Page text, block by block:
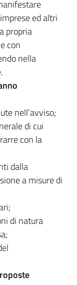
ed altri
propria
con
nella
nell’avviso;
di cui
con la
dalla
a misure di
di natura